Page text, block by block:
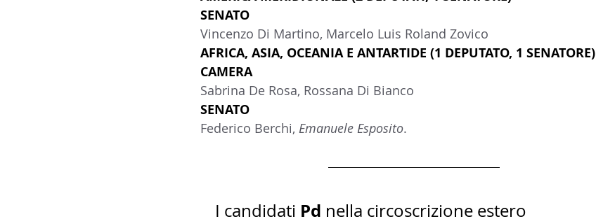
SENATO
Vincenzo Di Martino, Marcelo Luis Roland Zovico
AFRICA, ASIA, OCEANIA E ANTARTIDE (1 DEPUTATO, 1 SENATORE)
CAMERA
Sabrina De Rosa, Rossana Di Bianco
SENATO
Federico Berchi, Emanuele Esposito.
I candidati Pd nella circoscrizione estero